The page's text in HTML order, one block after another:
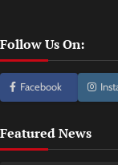
Follow Us On:
Facebook
Featured News